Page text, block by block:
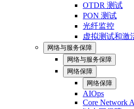
OTDR 测试
PON 测试
光纤监控
虚拟测试和激
网络与服务保障
网络与服务保障
网络保障
网络保障
AIOps
Core Network